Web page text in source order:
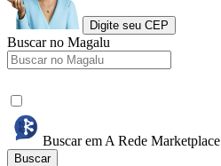
Digite seu CEP
Buscar no Magalu
Buscar em A Rede Marketplace
Buscar